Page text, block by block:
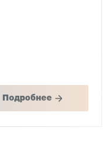
Подробнее